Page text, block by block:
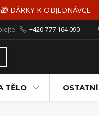
DÁRKY K OBJEDNÁVCE
+420 777 164 090
TĚLO OSTATNÍ